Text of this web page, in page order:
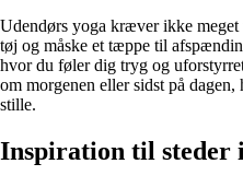
Udendørs yoga kræver ikke
tøj og måske et tæppe til
hvor du føler dig tryg og
om morgenen eller sidst på
stille.
Inspiration til steder